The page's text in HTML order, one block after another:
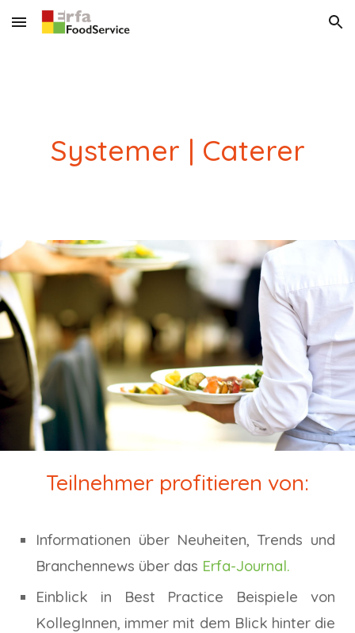
Skip to main content Skip to navigation
Systemer | Caterer
Teilnehmer profitieren von:
Informationen über Neuheiten, Trends und
Branchennews über das Erfa-Journal.
Einblick in Best Practice Beispiele von
KollegInnen, immer mit dem Blick hinter die